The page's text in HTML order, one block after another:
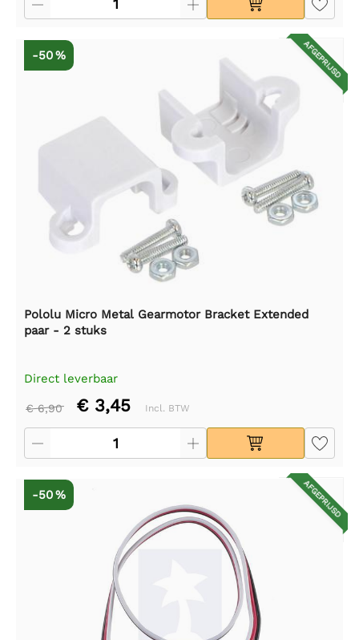
AFGEPRIJSD
-50 %
Pololu Micro Metal Gearmotor Bracket Extended
paar - 2 stuks
Direct leverbaar
€ 6,90 € 3,45 Incl. BTW
AFGEPRIJSD
-50 %